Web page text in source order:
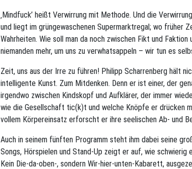
‚Mindfuck’ heißt Verwirrung mit Methode. Und die
und liegt im grüngewaschenen Supermarktregal; wo früher
Wahrheiten. Wie soll man da noch zwischen Fikt und
niemanden mehr, um uns zu verwhatsappeln – wir tun es
Zeit, uns aus der Irre zu führen! Philipp Scharrenberg hält
intelligente Kunst. Zum Mitdenken. Denn er ist einer, der
irgendwo zwischen Kindskopf und Aufklärer, der immer
wie die Gesellschaft tic(k)t und welche Knöpfe er drücken
vollem Körpereinsatz erforscht er ihre seelischen Ab- und
Auch in seinem fünften Programm steht ihm dabei seine
Songs, Hörspielen und Stand-Up zeigt er auf, wie
Kein Die-da-oben-, sondern Wir-hier-unten-Kabarett,